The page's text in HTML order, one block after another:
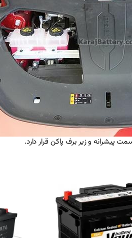
پیشرانه و زیر برف پاکن قرار دارد.